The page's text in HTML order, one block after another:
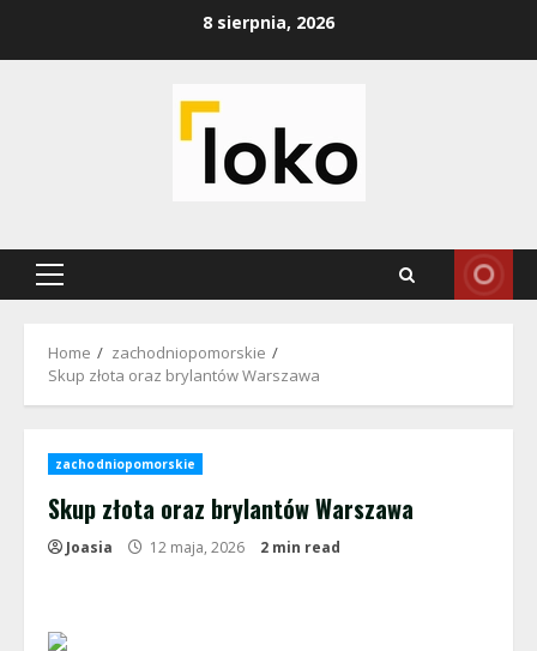
8 sierpnia, 2026
Primary
Home
zachodniopomorskie
Skup złota oraz brylantów Warszawa
zachodniopomorskie
Skup złota oraz brylantów Warszawa
Joasia 12 maja, 2026 2 min read